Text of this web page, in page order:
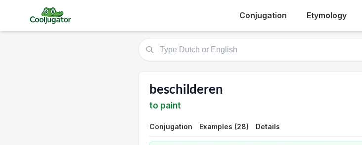
Conjugation Etymology
beschilderen
to paint
Conjugation Examples (28) Details